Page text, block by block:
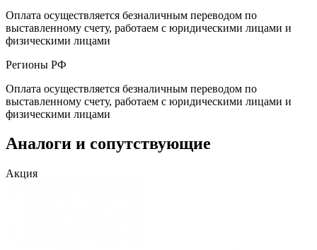
Оплата осуществляется безналичным переводом по
выставленному счету, работаем с юридическими лицами и
физическими лицами
Регионы РФ
Оплата осуществляется безналичным переводом по
выставленному счету, работаем с юридическими лицами и
физическими лицами
Аналоги и сопутствующие
Акция